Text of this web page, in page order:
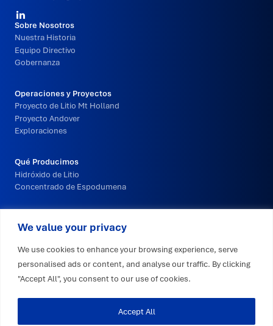
We value your privacy
We use cookies to enhance your browsing experience, serve
personalised ads or content, and analyse our traffic. By clicking
"Accept All", you consent to our use of cookies.
Accept All
Redes
Sociales
Navegación
del
pie
página
principal
Sobre Nosotros
Nuestra Historia
Equipo Directivo
Gobernanza
Operaciones y Proyectos
Proyecto de Litio Mt Holland
Proyecto Andover
Exploraciones
Qué Producimos
Hidróxido de Litio
Concentrado de Espodumena
Sustentabilidad
Empleo